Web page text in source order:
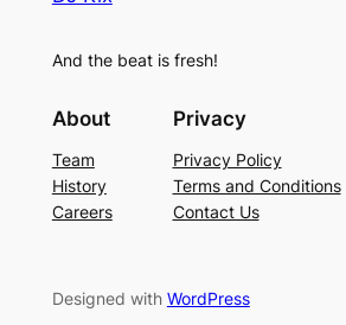
And the beat is fresh!
About
Team
History
Careers
Privacy
Privacy Policy
Terms and Conditions
Contact Us
Designed with WordPress